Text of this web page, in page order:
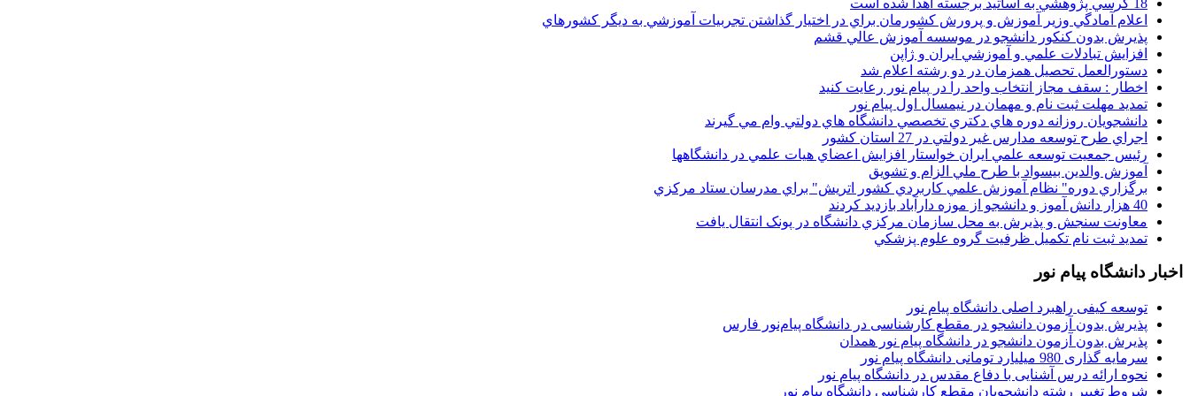
اعلام آمادگي وزير آموزش و پرورش کشورمان براي در اختيار گذاشتن تجربيات آموزشي به ديگر کشورهاي
پذيرش بدون کنکور دانشجو در موسسه آموزش عالي قشم
افزايش تبادلات علمي و آموزشي ايران و ژاپن
دستورالعمل تحصیل همزمان در دو رشته اعلام شد
اخطار : سقف مجاز انتخاب واحد را در پیام نور رعایت کنید
تمدید مهلت ثبت نام و مهمان در نیمسال اول پیام نور
دانشجويان روزانه دوره هاي دكتري تخصصي دانشگاه هاي دولتي وام مي گيرند
اجراي طرح توسعه مدارس غير دولتي در 27 استان کشور
رئيس جمعيت توسعه علمي ايران خواستار افزايش اعضاي هيات علمي در دانشگاهها
آموزش والدين بيسواد با طرح ملي الزام و تشويق
برگزاري دوره" نظام آموزش علمي كاربردي كشور اتريش" براي مدرسان ستاد مرکزي
40 هزار دانش آموز و دانشجو از موزه دارآباد بازديد کردند
معاونت سنجش و پذيرش به محل سازمان مرکزي دانشگاه در پونک انتقال يافت
تمديد ثبت نام تکميل ظرفيت گروه علوم پزشکي
اخبار دانشگاه پیام نور
توسعه کیفی راهبرد اصلی دانشگاه پیام نور
پذیرش بدون آزمون دانشجو در مقطع کارشناسی در دانشگاه پیام‌نور فارس
پذیرش بدون آزمون دانشجو در دانشگاه پیام نور همدان
سرمایه گذاری 980 میلیارد تومانی دانشگاه پیام نور
نحوه ارائه درس آشنایی با دفاع مقدس در دانشگاه پیام نور
شروط تغییر رشته دانشجویان مقطع کارشناسی دانشگاه پیام نور